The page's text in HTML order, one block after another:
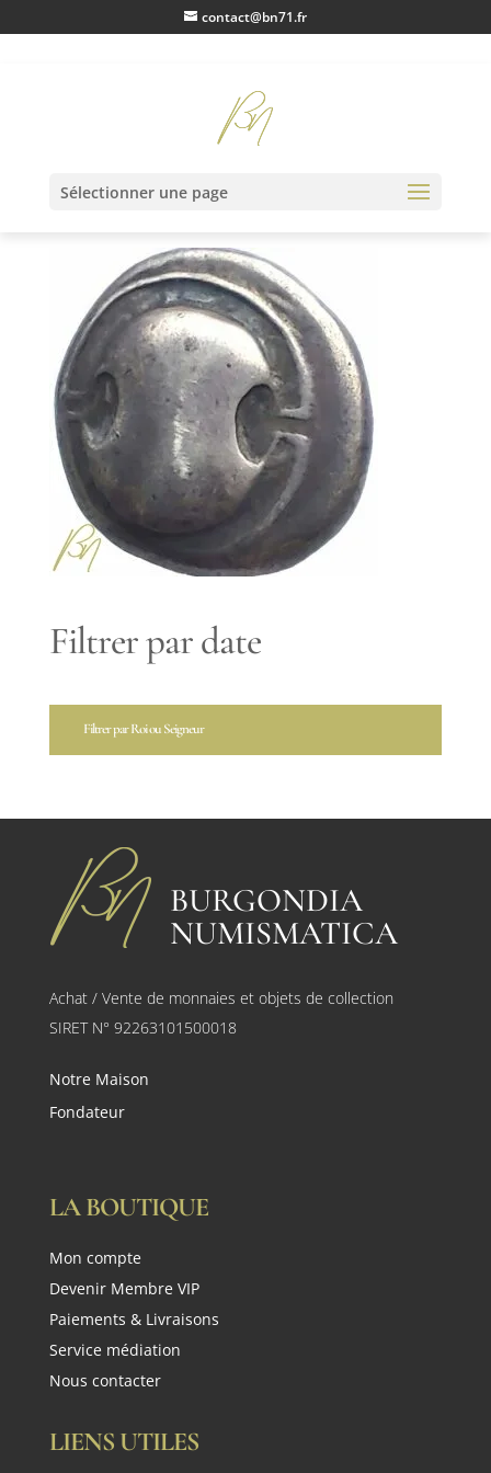
contact@bn71.fr
Sélectionner une page
IMG20230118105936
Filtrer par date
Filtrer par Roi ou Seigneur
BURGONDIA
NUMISMATICA
Achat / Vente de monnaies et objets de collection
SIRET N° 92263101500018
Notre Maison
Fondateur
LA BOUTIQUE
Mon compte
Devenir Membre VIP
Paiements & Livraisons
Service médiation
Nous contacter
LIENS UTILES